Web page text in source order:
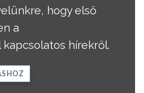
hogy első
a
hírekről.